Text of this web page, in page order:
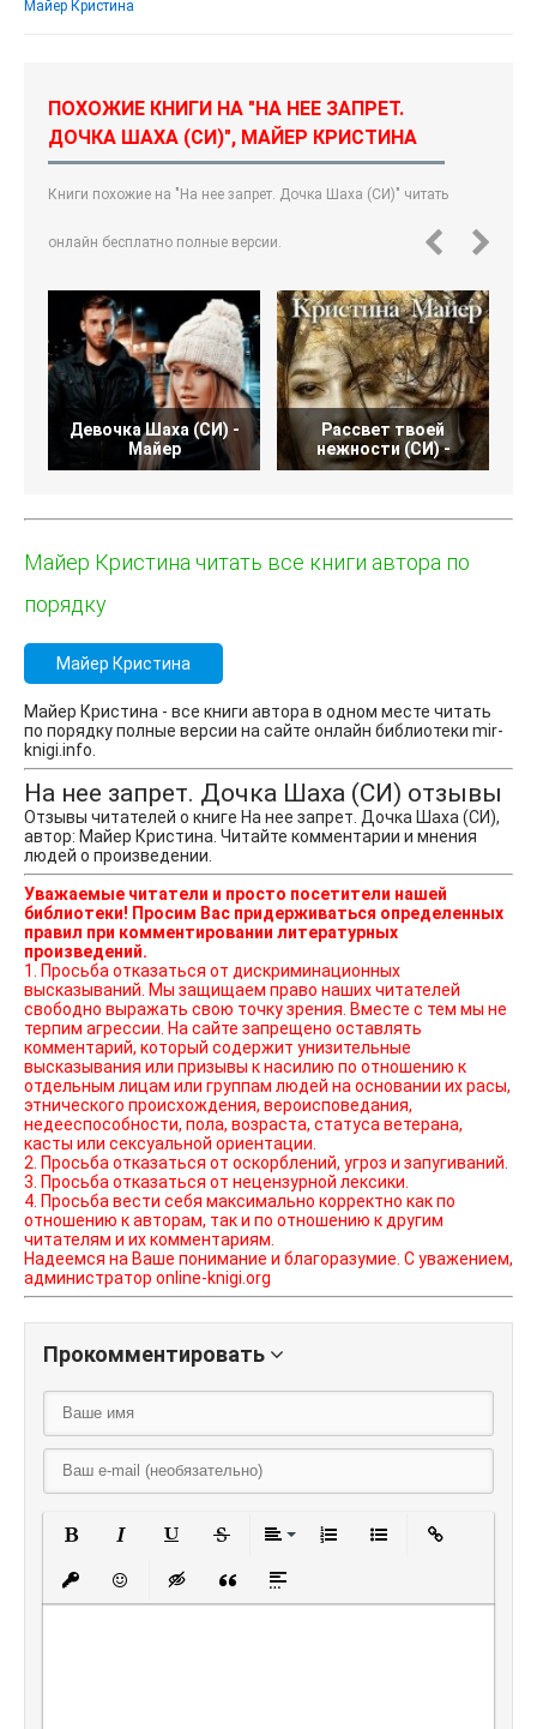
Майер Кристина
ПОХОЖИЕ КНИГИ НА "НА НЕЕ ЗАПРЕТ.
ДОЧКА ШАХА (СИ)", МАЙЕР КРИСТИНА
Книги похожие на "На нее запрет. Дочка Шаха (СИ)" читать
онлайн бесплатно полные версии.
Девочка Шаха (СИ) -
Майер
Рассвет твоей
нежности (СИ) -
Майер Кристина читать все книги автора по
порядку
Майер Кристина
Майер Кристина - все книги автора в одном месте читать
по порядку полные версии на сайте онлайн библиотеки mir-
knigi.info.
На нее запрет. Дочка Шаха (СИ) отзывы
Отзывы читателей о книге На нее запрет. Дочка Шаха (СИ),
автор: Майер Кристина. Читайте комментарии и мнения
людей о произведении.
Уважаемые читатели и просто посетители нашей
библиотеки! Просим Вас придерживаться определенных
правил при комментировании литературных
произведений.
1. Просьба отказаться от дискриминационных
высказываний. Мы защищаем право наших читателей
свободно выражать свою точку зрения. Вместе с тем мы не
терпим агрессии. На сайте запрещено оставлять
комментарий, который содержит унизительные
высказывания или призывы к насилию по отношению к
отдельным лицам или группам людей на основании их расы,
этнического происхождения, вероисповедания,
недееспособности, пола, возраста, статуса ветерана,
касты или сексуальной ориентации.
2. Просьба отказаться от оскорблений, угроз и запугиваний.
3. Просьба отказаться от нецензурной лексики.
4. Просьба вести себя максимально корректно как по
отношению к авторам, так и по отношению к другим
читателям и их комментариям.
Надеемся на Ваше понимание и благоразумие. С уважением,
администратор online-knigi.org
Прокомментировать
Вставить защищенную ссылку
Вставить смайлик
Вставка скрытого текста
Вставка цитаты
Вставка спойлера